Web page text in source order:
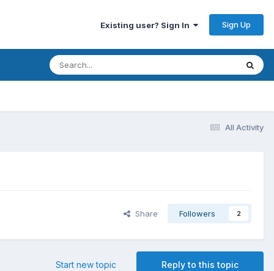
Existing user? Sign In Sign Up
All Activity
Share Followers 2
Reply to this topic
Start new topic